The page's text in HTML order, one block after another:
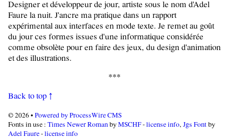
Designer et développeur de jour, artiste sous le nom d'Adel
Faure la nuit. J'ancre ma pratique dans un rapport
expérimental aux interfaces en mode texte. Je remet au goût
du jour ces formes issues d'une informatique considérée
comme obsolète pour en faire des jeux, du design d'animation
et des illustrations.
Back to top ↑
© 2026 • Powered by ProcessWire CMS
Fonts in use : Times Newer RomanbyMSCHF-license info, Jgs Fontby
Adel Faure-license info